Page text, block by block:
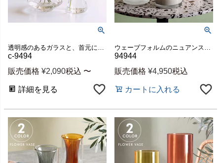
透明感のあるガラスと、首元にあしらった牛革の風合いが調和したミニ花瓶
c-9494
販売価格 ¥2,090税込 〜
詳細を見る
ウェーブフォルムのニュアンスカラー花瓶
94944
販売価格 ¥4,950税込
カートに入れる